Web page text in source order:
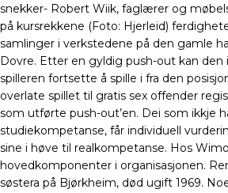
snekker- Robert Wiik, faglærer og
på kursrekkene (Foto: Hjerleid)
samlinger i verkstedene på den gamle
Dovre. Etter en gyldig push-out kan
spilleren fortsette å spille i fra den
overlate spillet til gratis sex offender
som utførte push-out’en. Dei som ikkje
studiekompetanse, får individuell
sine i høve til realkompetanse. Hos
hovedkomponenter i organisasjonen.
søstera på Bjørkheim, død ugift 1969.